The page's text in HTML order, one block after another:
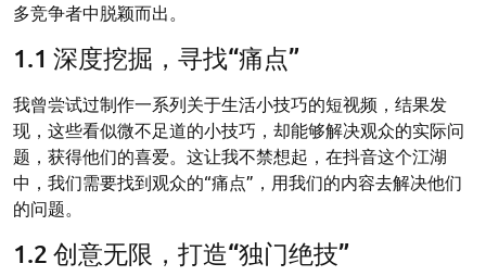
多竞争者中脱颖而出。
1.1 深度挖掘，寻找“痛点”
我曾尝试过制作一系列关于生活小技巧的短视频，结果发
现，这些看似微不足道的小技巧，却能够解决观众的实际问
题，获得他们的喜爱。这让我不禁想起，在抖音这个江湖
中，我们需要找到观众的“痛点”，用我们的内容去解决他们
的问题。
1.2 创意无限，打造“独门绝技”